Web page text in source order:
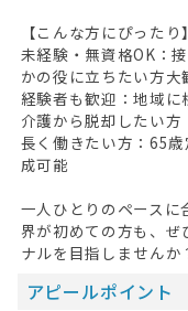
【こんな方にぴったり】
未経験・無資格OK：
かの役に立ちたい方大
経験者も歓迎：地域
介護から脱却したい方
長く働きたい方：65
成可能
一人ひとりのペースに
界が初めての方も、
ナルを目指しませんか
アピールポイント